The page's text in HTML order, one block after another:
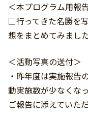
＜本プログラム用報
□行ってきた名勝を
想をまとめてみまし
＜活動写真の送付＞
・昨年度は実施報告
動実施数が少なくな
ご報告に添えていた